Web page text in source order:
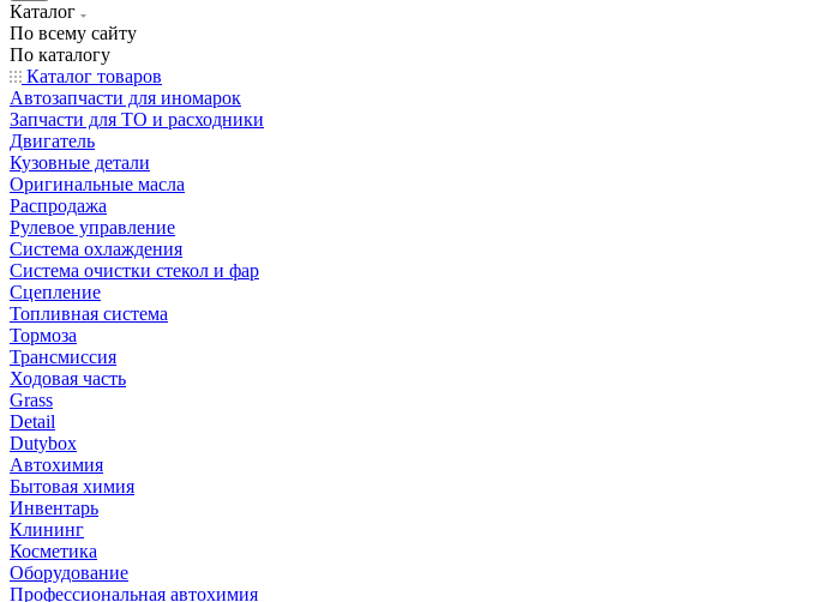
Каталог
По всему сайту
По каталогу
Каталог товаров
Автозапчасти для иномарок
Запчасти для ТО и расходники
Двигатель
Кузовные детали
Оригинальные масла
Распродажа
Рулевое управление
Система охлаждения
Система очистки стекол и фар
Сцепление
Топливная система
Тормоза
Трансмиссия
Ходовая часть
Grass
Detail
Dutybox
Автохимия
Бытовая химия
Инвентарь
Клининг
Косметика
Оборудование
Профессиональная автохимия